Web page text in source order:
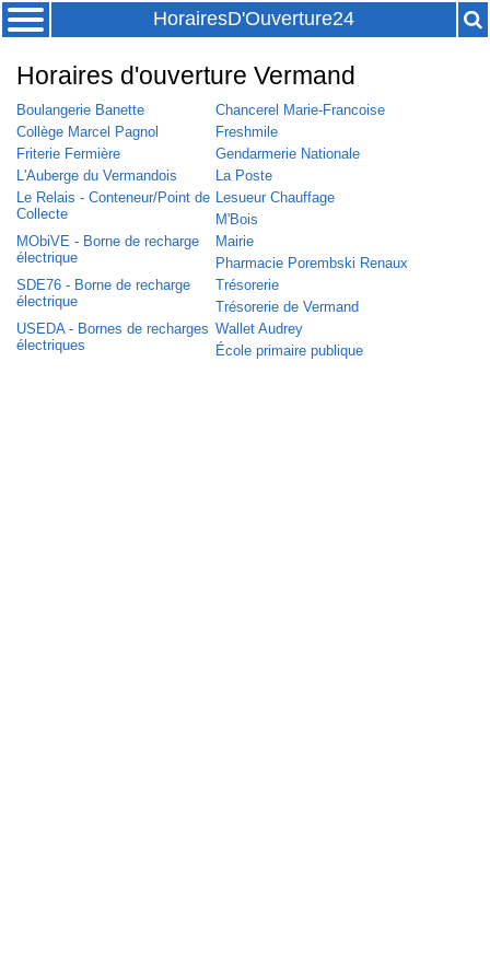
HorairesD'Ouverture24
Horaires d'ouverture Vermand
Boulangerie Banette
Chancerel Marie-Francoise
Collège Marcel Pagnol
Freshmile
Friterie Fermière
Gendarmerie Nationale
L'Auberge du Vermandois
La Poste
Le Relais - Conteneur/Point de
Collecte
Lesueur Chauffage
M'Bois
MObiVE - Borne de recharge
électrique
Mairie
Pharmacie Porembski Renaux
SDE76 - Borne de recharge
électrique
Trésorerie
Trésorerie de Vermand
USEDA - Bornes de recharges
électriques
Wallet Audrey
École primaire publique